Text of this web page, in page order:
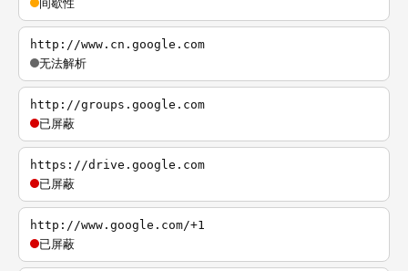
http://www.cn.google.com
无法解析
http://groups.google.com
已屏蔽
https://drive.google.com
已屏蔽
http://www.google.com/+1
已屏蔽